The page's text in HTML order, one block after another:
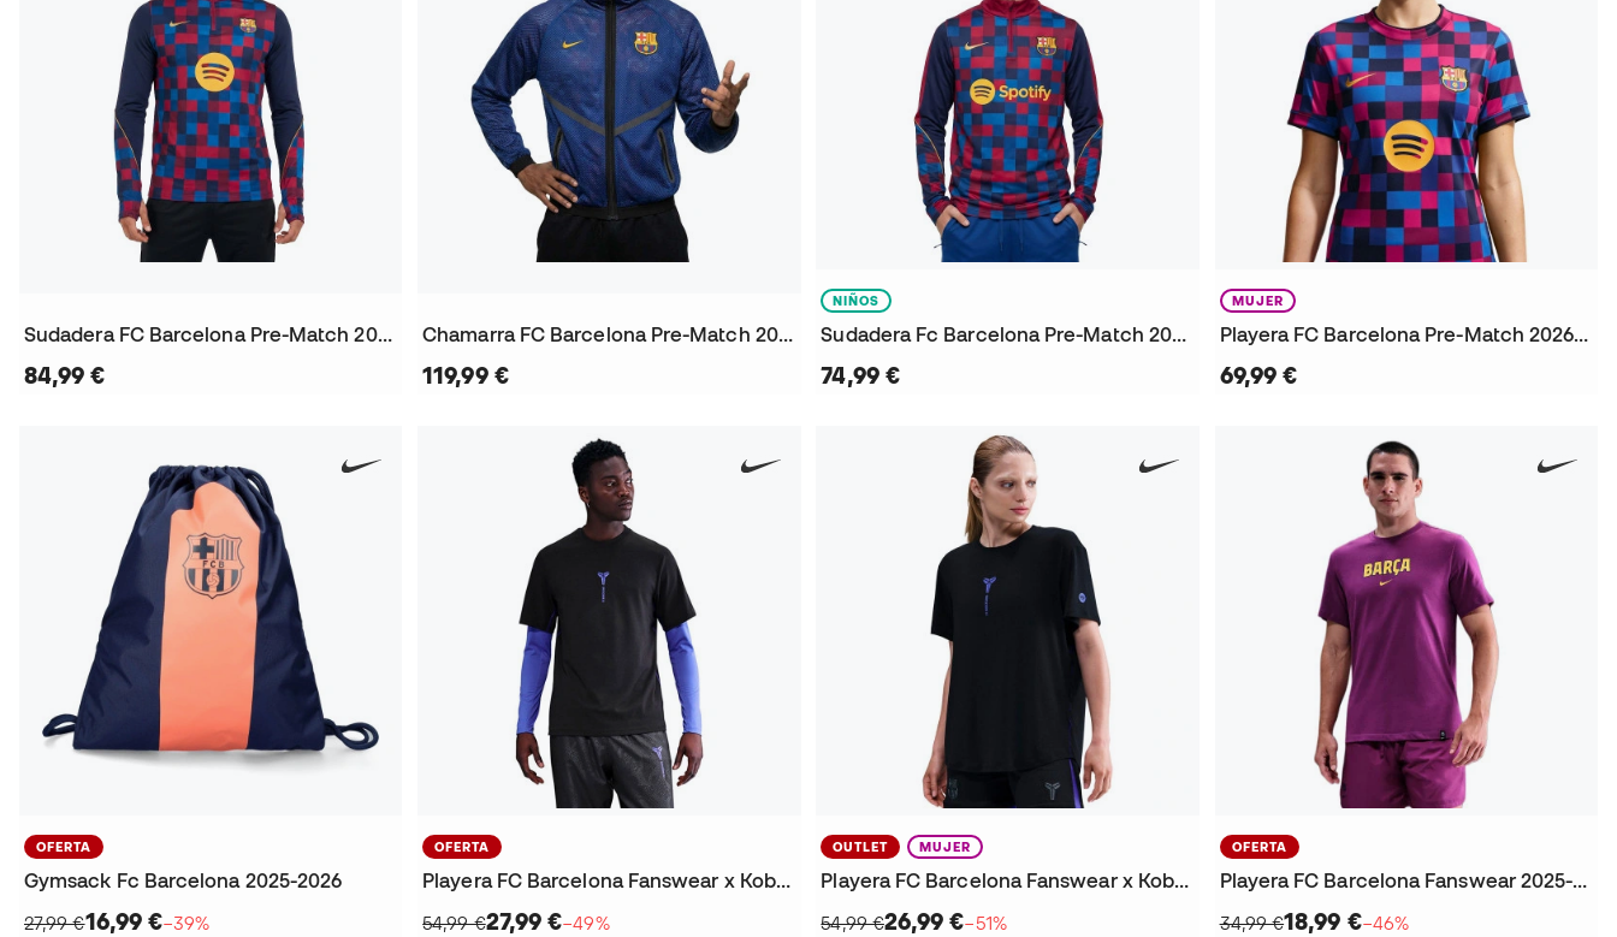
Sudadera FC Barcelona Pre-Match 2026-2027
84,99 €
Chamarra FC Barcelona Pre-Match 2026-2027
119,99 €
NIÑOS
Sudadera Fc Barcelona Pre-Match 2026-2027 Niño
74,99 €
MUJER
Playera FC Barcelona Pre-Match 2026-2027 Mujer
69,99 €
OFERTA
Gymsack Fc Barcelona 2025-2026
27,99 €16,99 €−39%
OFERTA
Playera FC Barcelona Fanswear x Kobe 2025-2026
54,99 €27,99 €−49%
OUTLET MUJER
Playera FC Barcelona Fanswear x Kobe 2025-2026
54,99 €26,99 €−51%
OFERTA
Playera FC Barcelona Fanswear 2025-2026
34,99 €18,99 €−46%